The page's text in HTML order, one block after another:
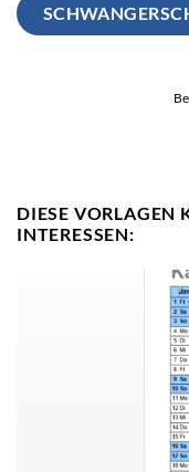
DIESE VORLAGEN
INTERESSEN: